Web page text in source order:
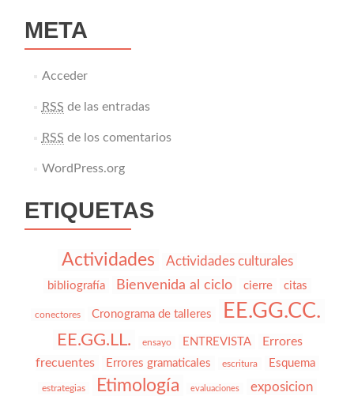
META
Acceder
RSS de las entradas
RSS de los comentarios
WordPress.org
ETIQUETAS
Actividades Actividades culturales
bibliografía Bienvenida al ciclo cierre citas
conectores Cronograma de talleres EE.GG.CC.
EE.GG.LL. ensayo ENTREVISTA
Errores
frecuentes
Errores gramaticales escritura Esquema
estrategias Etimología evaluaciones exposicion